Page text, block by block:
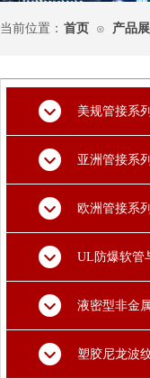
当前位置： 首页 ⊙ 产品
美规管接系
亚洲管接系
欧洲管接系
UL防爆软管
液密型非金
塑胶尼龙波